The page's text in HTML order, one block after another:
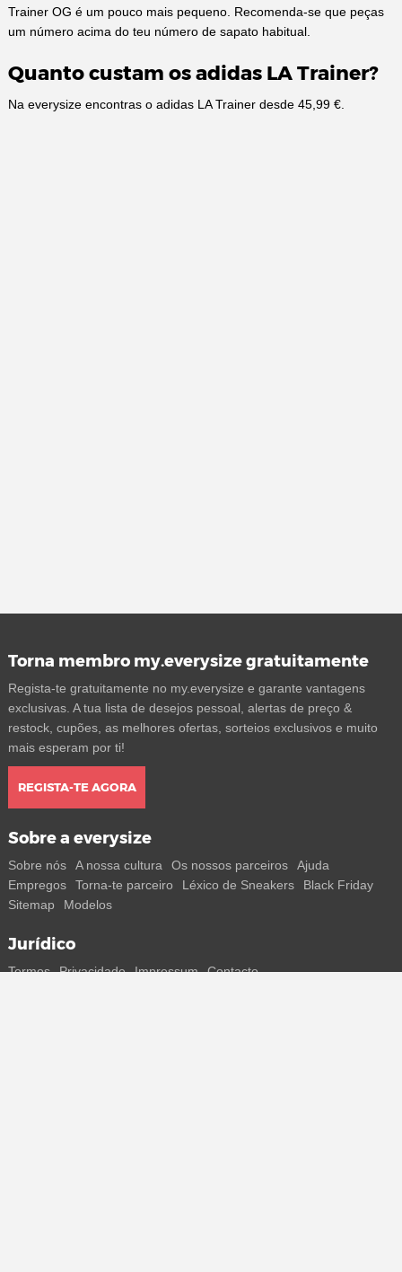
Trainer OG é um pouco mais pequeno. Recomenda-se que peças
um número acima do teu número de sapato habitual.
Quanto custam os adidas LA Trainer?
Na everysize encontras o adidas LA Trainer desde 45,99 €.
Torna membro my.everysize gratuitamente
Regista-te gratuitamente no my.everysize e garante vantagens
exclusivas. A tua lista de desejos pessoal, alertas de preço &
restock, cupões, as melhores ofertas, sorteios exclusivos e muito
mais esperam por ti!
REGISTA-TE AGORA
Sobre a everysize
Sobre nós A nossa cultura Os nossos parceiros
Ajuda
Empregos
Torna-te parceiro Léxico de Sneakers
Black Friday
Sitemap
Modelos
Jurídico
Termos Privacidade Impressum Contacto